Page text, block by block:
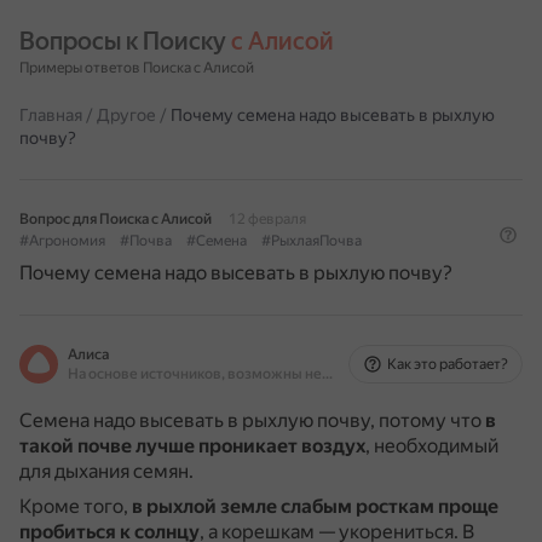
Вопросы к Поиску с Алисой
Примеры ответов Поиска с Алисой
Главная / Другое / Почему семена надо высевать в рыхлую
почву?
Вопрос для Поиска с Алисой
12 февраля
#Агрономия
#Почва #Семена #РыхлаяПочва
Почему семена надо высевать в рыхлую почву?
Алиса
На основе источников, возможны неточности
Как это работает?
Семена надо высевать в рыхлую почву, потому что в
такой почве лучше проникает воздух, необходимый
для дыхания семян.
Кроме того, в рыхлой земле слабым росткам проще
пробиться к солнцу, а корешкам — укорениться. В